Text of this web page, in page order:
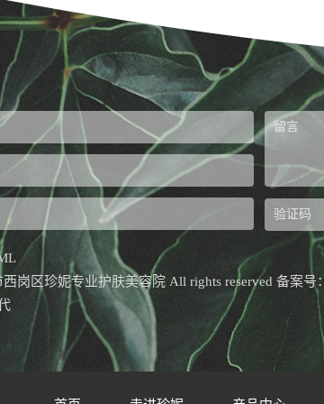
岗区珍妮专业护肤美容院 All rights reserved 备案号：